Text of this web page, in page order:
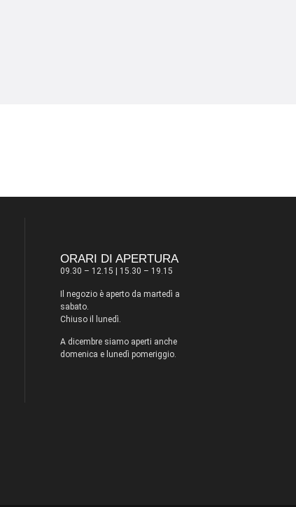
ORARI DI APERTURA
09.30 – 12.15 | 15.30 – 19.15
Il negozio è aperto da martedì a
sabato.
Chiuso il lunedì.
A dicembre siamo aperti anche
domenica e lunedì pomeriggio.